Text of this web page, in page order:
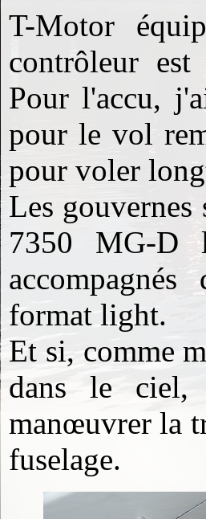
T-Motor
contrôleur
Pour l'accu,
pour le vol
pour voler
Les gouvernes
7350 MG-D
format light.
Et si, comme
dans le
manœuvrer la
fuselage.